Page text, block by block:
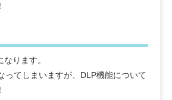
ります。
ってしまいますが、DLP機能について